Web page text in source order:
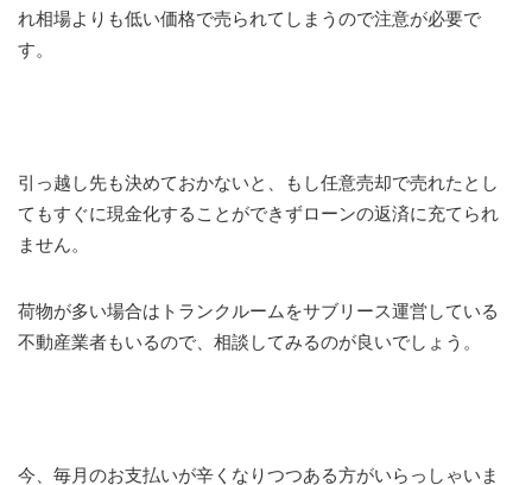
れ相場よりも低い価格で売られてしまうので注意が必要で
す。
引っ越し先も決めておかないと、もし任意売却で売れたとし
てもすぐに現金化することができずローンの返済に充てられ
ません。
荷物が多い場合はトランクルームをサブリース運営している
不動産業者もいるので、相談してみるのが良いでしょう。
今、毎月のお支払いが辛くなりつつある方がいらっしゃいま